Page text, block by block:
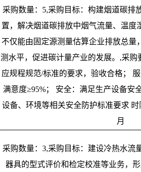
采购数量：5,采购目标：构建烟道碳排
置，解决烟道碳排放中烟气流量、温度
不仅能由固定源测量估算企业排放总量
测水平，促进碳计量产业的发展。,采
应规程规范/标准的要求，验收合格；
满意度≥95%； 安全：满足生产设备安
设备、环境等相关安全防护标准要求
月
采购数量：3,采购目标：建设冷热水流
器具的型式评价和检定校准等业务，